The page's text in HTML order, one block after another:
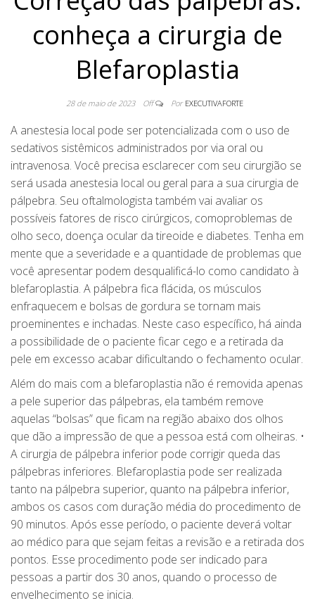
conheça a cirurgia de
Blefaroplastia
28 de maio de 2023 Off Por EXECUTIVAFORTE
A anestesia local pode ser potencializada com o uso de
sedativos sistêmicos administrados por via oral ou
intravenosa. Você precisa esclarecer com seu cirurgião se
será usada anestesia local ou geral para a sua cirurgia de
pálpebra. Seu oftalmologista também vai avaliar os
possíveis fatores de risco cirúrgicos, comoproblemas de
olho seco, doença ocular da tireoide e diabetes. Tenha em
mente que a severidade e a quantidade de problemas que
você apresentar podem desqualificá-lo como candidato à
blefaroplastia. A pálpebra fica flácida, os músculos
enfraquecem e bolsas de gordura se tornam mais
proeminentes e inchadas. Neste caso específico, há ainda
a possibilidade de o paciente ficar cego e a retirada da
pele em excesso acabar dificultando o fechamento ocular.
Além do mais com a blefaroplastia não é removida apenas
a pele superior das pálpebras, ela também remove
aquelas “bolsas” que ficam na região abaixo dos olhos
que dão a impressão de que a pessoa está com olheiras. •
A cirurgia de pálpebra inferior pode corrigir queda das
pálpebras inferiores. Blefaroplastia pode ser realizada
tanto na pálpebra superior, quanto na pálpebra inferior,
ambos os casos com duração média do procedimento de
90 minutos. Após esse período, o paciente deverá voltar
ao médico para que sejam feitas a revisão e a retirada dos
pontos. Esse procedimento pode ser indicado para
pessoas a partir dos 30 anos, quando o processo de
envelhecimento se inicia.